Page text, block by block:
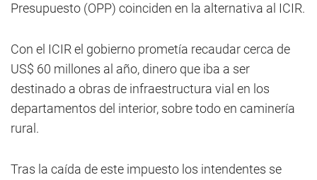
Presupuesto (OPP) coinciden en la alternativa al ICIR.
Con el ICIR el gobierno prometía recaudar cerca de
US$ 60 millones al año, dinero que iba a ser
destinado a obras de infraestructura vial en los
departamentos del interior, sobre todo en caminería
rural.
Tras la caída de este impuesto los intendentes se